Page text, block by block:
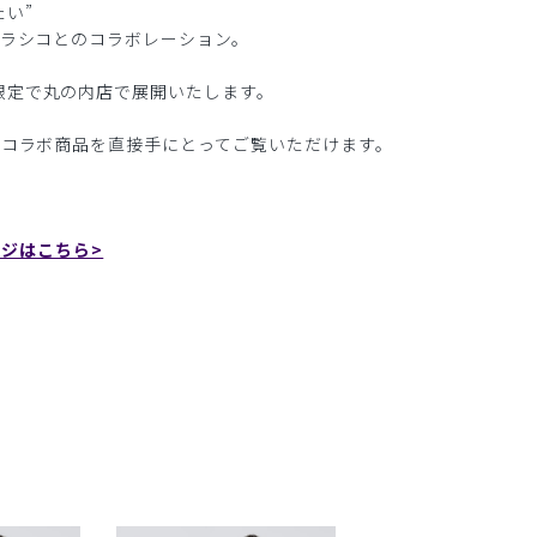
”
シコとのコラボレーション。
で丸の内店で展開いたします。
ボ商品を直接手にとってご覧いただけます。
はこちら>